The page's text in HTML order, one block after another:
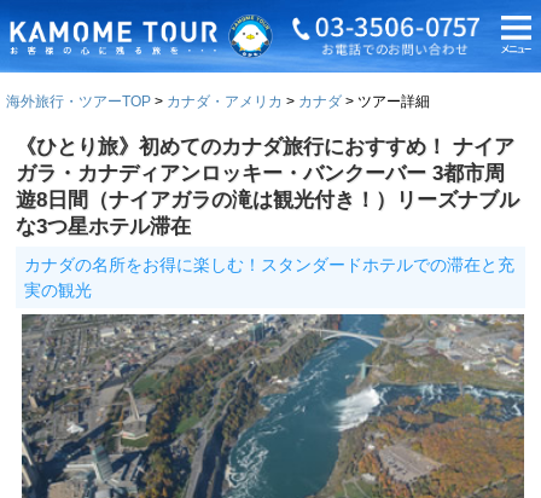
海外旅行・ツアーTOP カナダ・アメリカ カナダ ツアー詳細
《ひとり旅》初めてのカナダ旅行におすすめ！ ナイア
ガラ・カナディアンロッキー・バンクーバー 3都市周
遊8日間（ナイアガラの滝は観光付き！）リーズナブル
な3つ星ホテル滞在
カナダの名所をお得に楽しむ！スタンダードホテルでの滞在と充
実の観光